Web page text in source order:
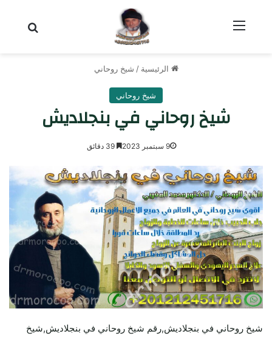
الرئيسية / شيخ روحاني
شيخ روحاني
شيخ روحاني في بنجلاديش
9 سبتمبر 2023
شيخ روحاني في بنجلاديش,رقم شيخ روحاني في بنجلاديش,شيخ